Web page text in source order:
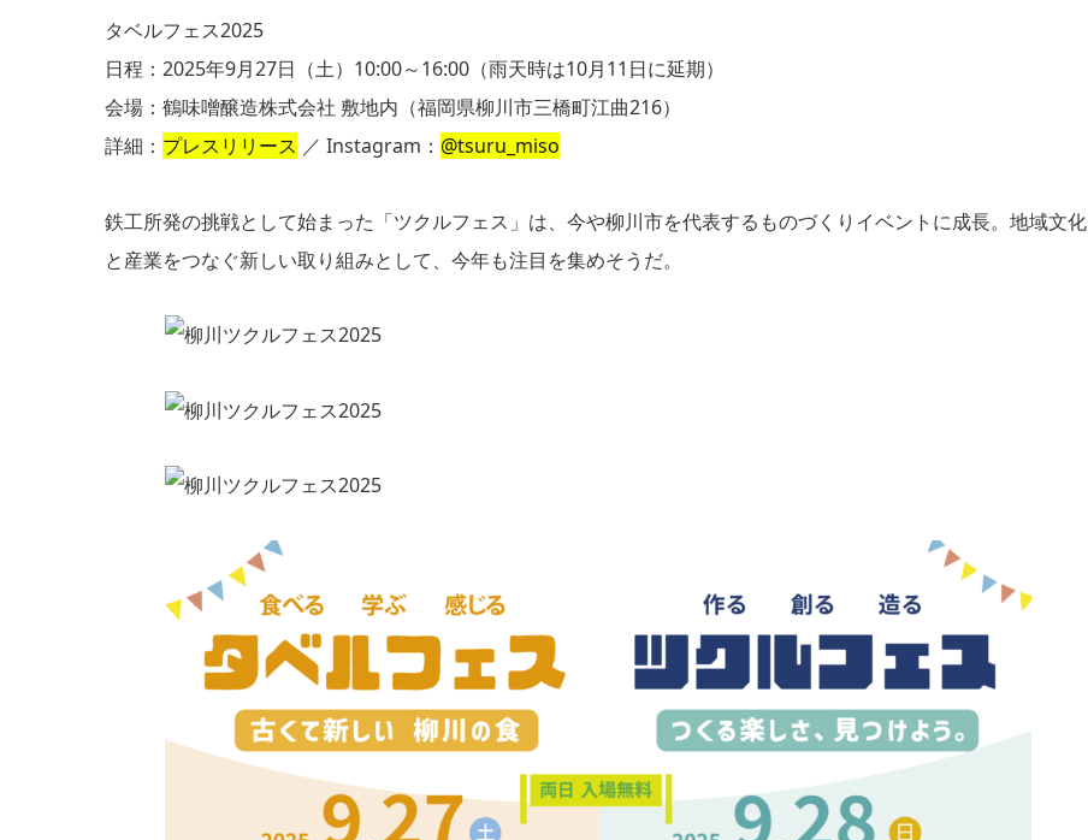
タベルフェス2025
日程：2025年9月27日（土）10:00～16:00（雨天時は10月11日に延期）
会場：鶴味噌醸造株式会社 敷地内（福岡県柳川市三橋町江曲216）
詳細： プレスリリース ／ Instagram： @tsuru_miso
鉄工所発の挑戦として始まった「ツクルフェス」は、今や柳川市を代表するものづくりイベントに成長。地域文化
と産業をつなぐ新しい取り組みとして、今年も注目を集めそうだ。